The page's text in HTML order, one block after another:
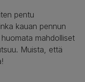
pentu
kauan pennun
mahdolliset
Muista, että